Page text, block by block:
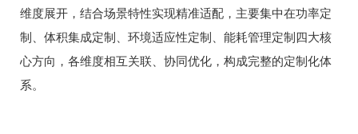
维度展开，结合场景特性实现精准适配，主要集中在功率定
制、体积集成定制、环境适应性定制、能耗管理定制四大核
心方向，各维度相互关联、协同优化，构成完整的定制化体
系。